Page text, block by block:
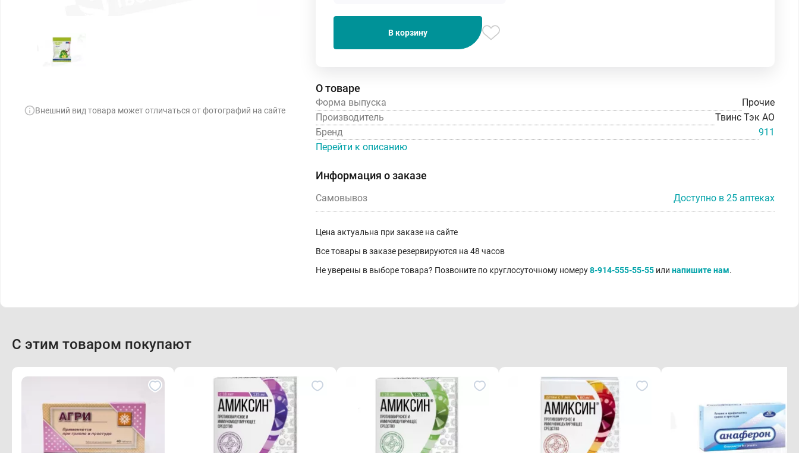
Внешний вид товара может отличаться от фотографий на сайте
В корзину
О товаре
Форма выпуска
Прочие
Производитель
Твинс Тэк АО
Бренд
911
Перейти к описанию
Информация о заказе
Самовывоз Доступно в 25 аптеках
Цена актуальна при заказе на сайте
Все товары в заказе резервируются на 48 часов
Не уверены в выборе товара? Позвоните по круглосуточному номеру8-914-555-55-55 или напишите нам.
С этим товаром покупают